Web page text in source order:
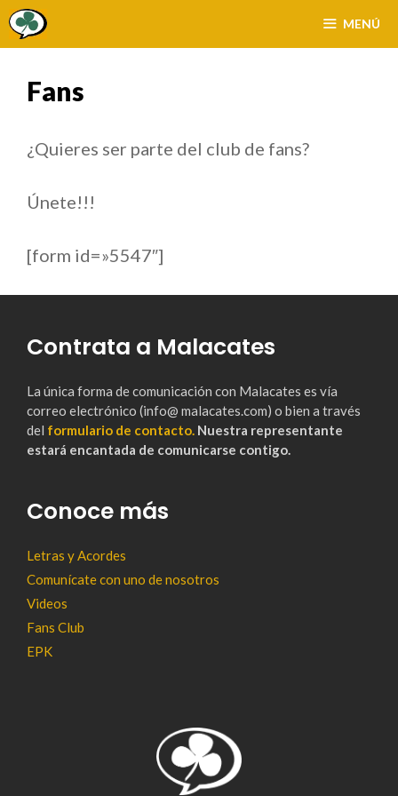
Saltar
MENÚ
Fans
¿Quieres ser parte del club de fans?
Únete!!!
[form id=»5547″]
Contrata a Malacates
La única forma de comunicación con Malacates es vía
correo electrónico (info@ malacates.com) o bien a través
del formulario de contacto. Nuestra representante
estará encantada de comunicarse contigo.
Conoce más
Letras y Acordes
Comunícate con uno de nosotros
Videos
Fans Club
EPK